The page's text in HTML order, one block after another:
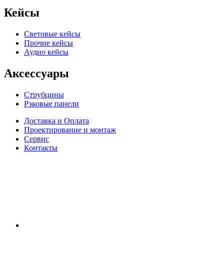
Кейсы
Световые кейсы
Прочие кейсы
Аудио кейсы
Аксессуары
Струбцины
Рэковые панели
Доставка и Оплата
Проектирование и монтаж
Сервис
Контакты